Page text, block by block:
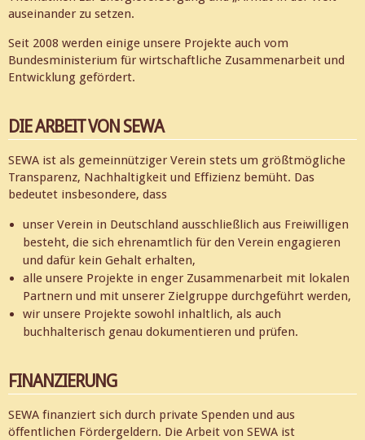
auseinander zu setzen.
Seit 2008 werden einige unsere Projekte auch vom
Bundesministerium für wirtschaftliche Zusammenarbeit und
Entwicklung gefördert.
DIE ARBEIT VON SEWA
SEWA ist als gemeinnütziger Verein stets um größtmögliche
Transparenz, Nachhaltigkeit und Effizienz bemüht. Das
bedeutet insbesondere, dass
unser Verein in Deutschland ausschließlich aus Freiwilligen
besteht, die sich ehrenamtlich für den Verein engagieren
und dafür kein Gehalt erhalten,
alle unsere Projekte in enger Zusammenarbeit mit lokalen
Partnern und mit unserer Zielgruppe durchgeführt werden,
wir unsere Projekte sowohl inhaltlich, als auch
buchhalterisch genau dokumentieren und prüfen.
FINANZIERUNG
SEWA finanziert sich durch private Spenden und aus
öffentlichen Fördergeldern. Die Arbeit von SEWA ist